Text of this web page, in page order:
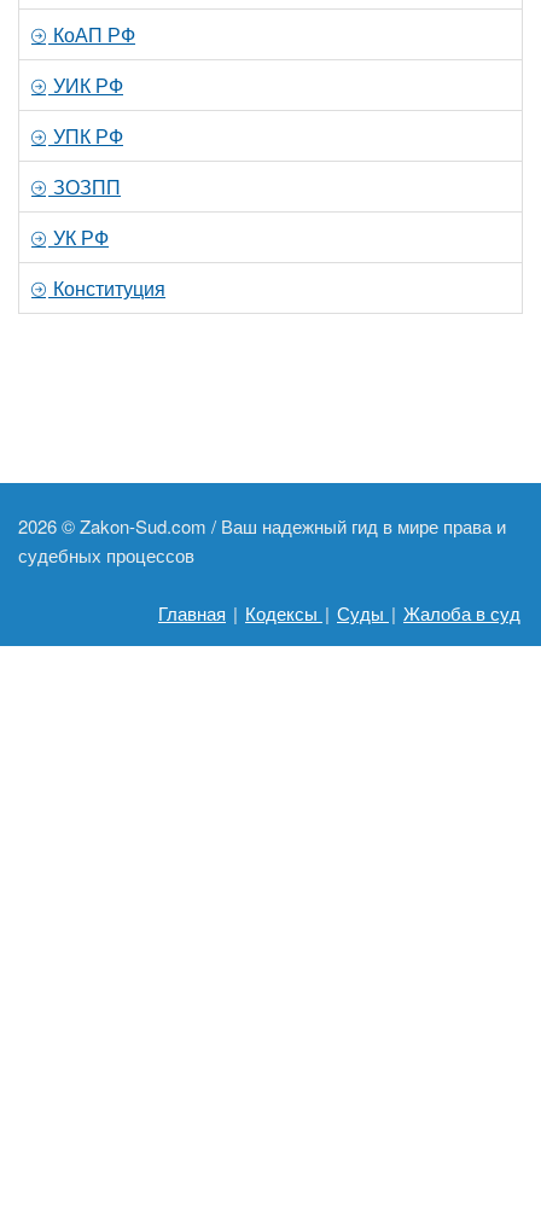
КоАП РФ
УИК РФ
УПК РФ
ЗОЗПП
УК РФ
Конституция
2026 ©Zakon-Sud.com / Ваш надежный гид в мире права и
судебных процессов
Главная | Кодексы | Суды | Жалоба в суд